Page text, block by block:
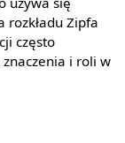
rozkładu Zipfa
często
i roli w